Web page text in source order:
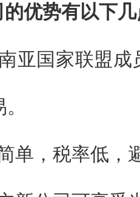
优势有以下
亚国家联盟
单，税率低，